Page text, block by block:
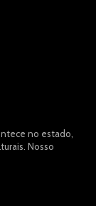
no estado,
Nosso